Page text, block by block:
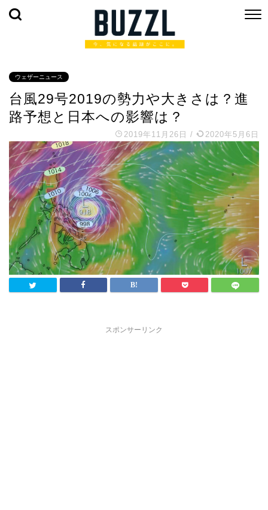
ウェザーニュース
台風29号2019の勢力や大きさは？進
路予想と日本への影響は？
2019年11月26日 / 2020年5月6日
スポンサーリンク